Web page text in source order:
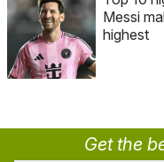
Messi
highest
Get the